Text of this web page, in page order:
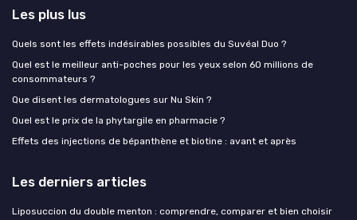
Les plus lus
Quels sont les effets indésirables possibles du Suvéal Duo ?
Quel est le meilleur anti-poches pour les yeux selon 60 millions de
consommateurs ?
Que disent les dermatologues sur Nu Skin ?
Quel est le prix de la phytargile en pharmacie ?
Effets des injections de bépanthène et biotine : avant et après
Les derniers articles
Liposuccion du double menton : comprendre, comparer et bien choisir